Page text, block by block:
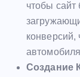
чтобы
конверсий,
Создание